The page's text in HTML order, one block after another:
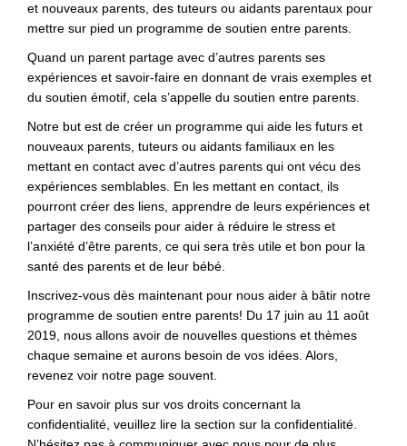
et nouveaux parents, des tuteurs ou aidants parentaux pour
mettre sur pied un programme de soutien entre parents.
Quand un parent partage avec d’autres parents ses
expériences et savoir-faire en donnant de vrais exemples et
du soutien émotif, cela s’appelle du soutien entre parents.
Notre but est de créer un programme qui aide les futurs et
nouveaux parents, tuteurs ou aidants familiaux en les
mettant en contact avec d’autres parents qui ont vécu des
expériences semblables. En les mettant en contact, ils
pourront créer des liens, apprendre de leurs expériences et
partager des conseils pour aider à réduire le stress et
l’anxiété d’être parents, ce qui sera très utile et bon pour la
santé des parents et de leur bébé.
Inscrivez-vous dès maintenant pour nous aider à bâtir notre
programme de soutien entre parents! Du 17 juin au 11 août
2019, nous allons avoir de nouvelles questions et thèmes
chaque semaine et aurons besoin de vos idées. Alors,
revenez voir notre page souvent.
Pour en savoir plus sur vos droits concernant la
confidentialité, veuillez lire la section sur la confidentialité.